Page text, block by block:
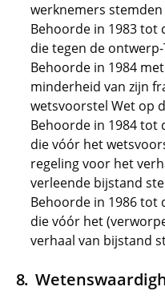
werknemers stemden
Behoorde in 1983 tot
die tegen de
Behoorde in 1984
minderheid van zijn
wetsvoorstel Wet op
Behoorde in 1984 tot
die vóór het
regeling voor het
verleende bijstand
Behoorde in 1986 tot
die vóór het
verhaal van bijstand